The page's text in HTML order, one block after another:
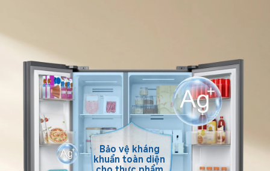
Bảo vệ kháng
khuẩn toàn diện